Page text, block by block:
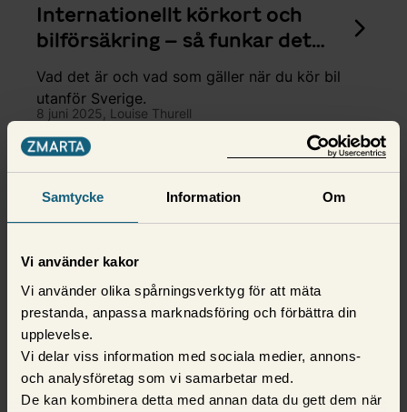
Samtycke Information Om
Vi använder kakor
Vi använder olika spårningsverktyg för att mäta
prestanda, anpassa marknadsföring och förbättra din
upplevelse.
Vi delar viss information med sociala medier, annons-
och analysföretag som vi samarbetar med.
De kan kombinera detta med annan data du gett dem när
Internationellt körkort och
bilförsäkring – så funkar det
när du ska bila utomlands
Vad det är och vad som gäller när du kör bil
utanför Sverige.
8 juni 2025, Louise Thurell
Bilförsäkring